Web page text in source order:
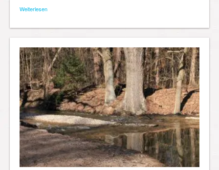
Weiterlesen